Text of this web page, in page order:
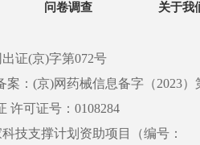
问卷调查 关于我
证(京)字第072号
：(京)网药械信息备字（2023）
许可证号：0108284
技支撑计划资助项目（编号：